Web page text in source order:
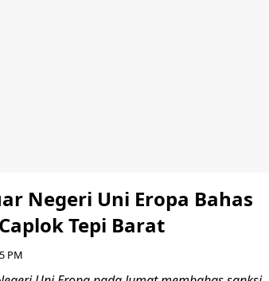
Negeri Uni Eropa Bahas
Tepi Barat
PM